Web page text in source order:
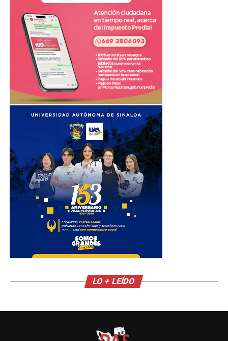
LO + LEÍDO